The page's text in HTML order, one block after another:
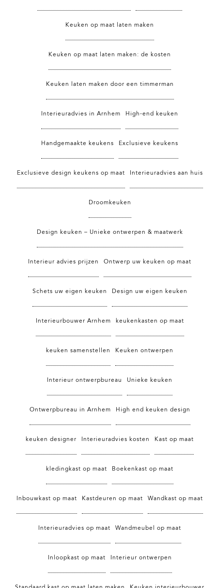
Keuken op maat laten maken
Keuken op maat laten maken: de kosten
Keuken laten maken door een timmerman
Interieuradvies in Arnhem High-end keuken
Handgemaakte keukens Exclusieve keukens
Exclusieve design keukens op maat Interieuradvies aan huis
Droomkeuken
Design keuken – Unieke ontwerpen & maatwerk
Interieur advies prijzen Ontwerp uw keuken op maat
Schets uw eigen keuken Design uw eigen keuken
Interieurbouwer Arnhem keukenkasten op maat
keuken samenstellen Keuken ontwerpen
Interieur ontwerpbureau Unieke keuken
Ontwerpbureau in Arnhem High end keuken design
keuken designer Interieuradvies kosten Kast op maat
kledingkast op maat Boekenkast op maat
Inbouwkast op maat Kastdeuren op maat Wandkast op maat
Interieuradvies op maat Wandmeubel op maat
Inloopkast op maat Interieur ontwerpen